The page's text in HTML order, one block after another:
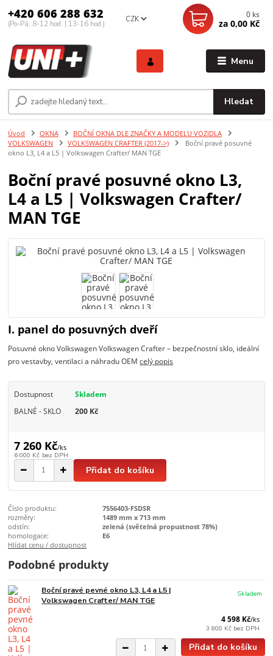
Menu
CZK
Hledat
+420 606 288 632
(Po-Pá, 8-12 hod. | 13-16 hod.)
0 ks
za 0,00 Kč
Úvod OKNA
BOČNÍ OKNA DLE ZNAČKY A MODELU VOZIDLA
VOLKSWAGEN
VOLKSWAGEN CRAFTER (2017->)
Boční pravé posuvné
okno L3, L4 a L5 | Volkswagen Crafter/ MAN TGE
Boční pravé posuvné okno L3,
L4 a L5 | Volkswagen Crafter/
MAN TGE
I. panel do posuvných dveří
Posuvné okno Volkswagen Volkswagen Crafter – bezpečnostní sklo, ideální
pro vestavby, ventilaci a náhradu OEMcelý popis
Dostupnost
Skladem
BALNÉ - SKLO
200 Kč
7 260 Kč/ks
6 000 Kč bez DPH
Přidat do košíku
Číslo produktu:
7556403-FSDSR
rozměry:
1489 mm x 713 mm
odstín:
zelená (světelná propustnost 78%)
homologace:
E6
Hlídat cenu / dostupnost
Podobné produkty
Boční pravé pevné okno L3, L4 a L5 |
Volkswagen Crafter/ MAN TGE
4 598 Kč/ks
3 800 Kč bez DPH
Skladem
Přidat do košíku